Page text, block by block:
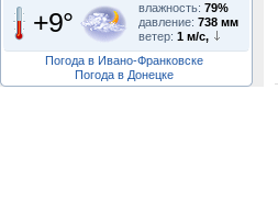
+9° влажность: 79%
давление: 738 мм
ветер: 1 м/с,
Погода в Ивано-Франковске
Погода в Донецке